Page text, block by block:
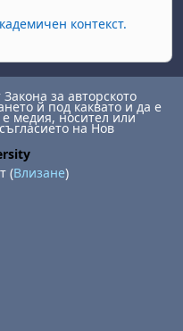
контекст.
за авторското
й под каквато и да е
медия, носител или
на Нов
(Влизане)